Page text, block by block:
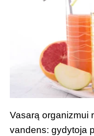
Vasarą organizmui
vandens: gydytoja